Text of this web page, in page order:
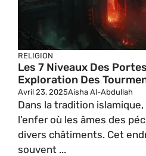
RELIGION
Les 7 Niveaux Des
Exploration Des
Avril 23, 2025Aisha Al-Abdullah
Dans la tradition
l’enfer où les âmes des
divers châtiments. Cet
souvent ...